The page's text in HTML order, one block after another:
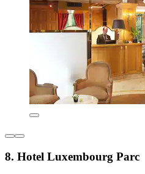
8. Hotel Luxembourg Parc